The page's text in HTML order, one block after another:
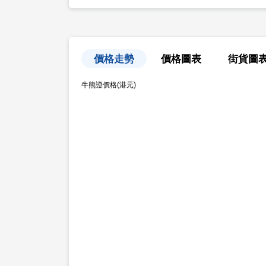
價格走勢 價格圖表 街貨圖
牛熊證價格(港元)